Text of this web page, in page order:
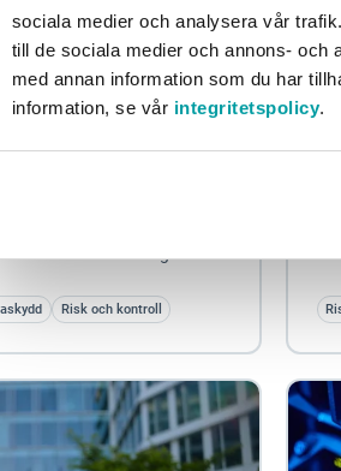
sociala medier och analysera vår
till de sociala medier och annons- och
med annan information som du har
information, se vår integritetspolicy.
plattform - så
GRC-verktyg hamnar
— antal moduler,
Det är en naturlig...
Risk och kontroll